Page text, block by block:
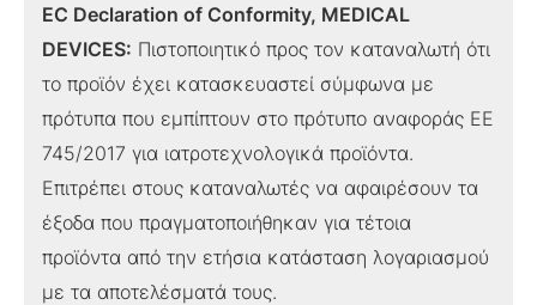
EC Declaration of Conformity, MEDICAL
DEVICES: Πιστοποιητικό προς τον καταναλωτή ότι
το προϊόν έχει κατασκευαστεί σύμφωνα με
πρότυπα που εμπίπτουν στο πρότυπο αναφοράς ΕΕ
745/2017 για ιατροτεχνολογικά προϊόντα.
Επιτρέπει στους καταναλωτές να αφαιρέσουν τα
έξοδα που πραγματοποιήθηκαν για τέτοια
προϊόντα από την ετήσια κατάσταση λογαριασμού
με τα αποτελέσματά τους.